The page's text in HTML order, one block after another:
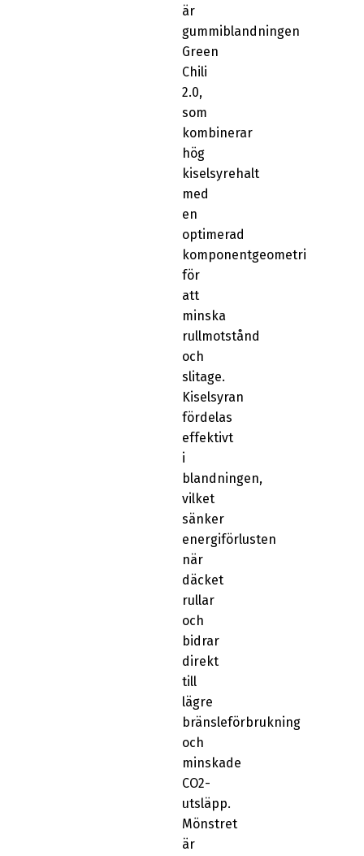
är
gummiblandningen
Green
Chili
2.0,
som
kombinerar
hög
kiselsyrehalt
med
en
optimerad
komponentgeometri
för
att
minska
rullmotstånd
och
slitage.
Kiselsyran
fördelas
effektivt
i
blandningen,
vilket
sänker
energiförlusten
när
däcket
rullar
och
bidrar
direkt
till
lägre
bränsleförbrukning
och
minskade
CO2-
utsläpp.
Mönstret
är